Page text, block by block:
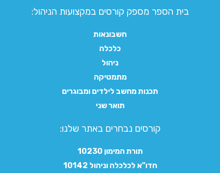
בית הספר מספק קורסים במקצועות הניהול:
חשבונאות
כלכלה
ניהול
מתמטיקה
תכנות מחשב לילדים ומבוגרים
תואר שני
קורסים נבחרים באתר שלנו:​
תורת המימון 10230
חדו"א לכלכלה וניהול 10142